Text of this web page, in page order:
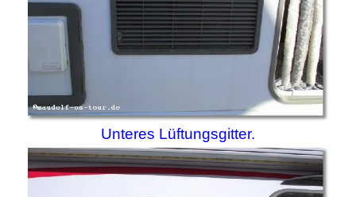
Unteres Lüftungsgitter.